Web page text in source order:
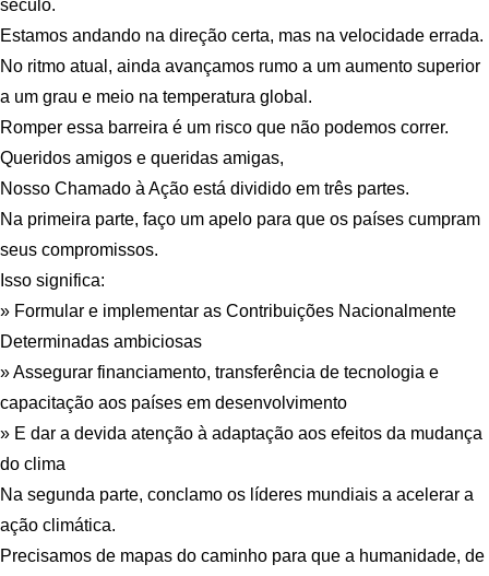
século.
Estamos andando na direção certa, mas na velocidade errada.
No ritmo atual, ainda avançamos rumo a um aumento superior
a um grau e meio na temperatura global.
Romper essa barreira é um risco que não podemos correr.
Queridos amigos e queridas amigas,
Nosso Chamado à Ação está dividido em três partes.
Na primeira parte, faço um apelo para que os países cumpram
seus compromissos.
Isso significa:
» Formular e implementar as Contribuições Nacionalmente
Determinadas ambiciosas
» Assegurar financiamento, transferência de tecnologia e
capacitação aos países em desenvolvimento
» E dar a devida atenção à adaptação aos efeitos da mudança
do clima
Na segunda parte, conclamo os líderes mundiais a acelerar a
ação climática.
Precisamos de mapas do caminho para que a humanidade, de